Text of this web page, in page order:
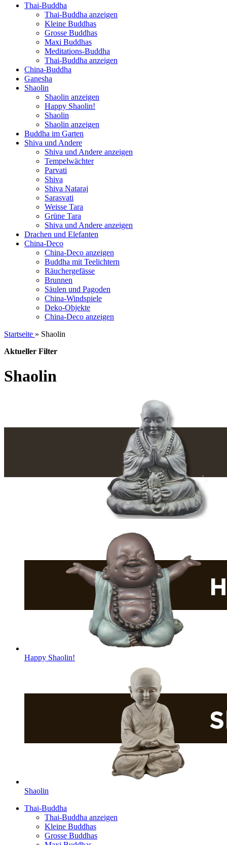
Thai-Buddha
Thai-Buddha anzeigen
Kleine Buddhas
Grosse Buddhas
Maxi Buddhas
Meditations-Buddha
Thai-Buddha anzeigen
China-Buddha
Ganesha
Shaolin
Shaolin anzeigen
Happy Shaolin!
Shaolin
Shaolin anzeigen
Buddha im Garten
Shiva und Andere
Shiva und Andere anzeigen
Tempelwächter
Parvati
Shiva
Shiva Nataraj
Sarasvati
Weisse Tara
Grüne Tara
Shiva und Andere anzeigen
Drachen und Elefanten
China-Deco
China-Deco anzeigen
Buddha mit Teelichtern
Räuchergefässe
Brunnen
Säulen und Pagoden
China-Windspiele
Deko-Objekte
China-Deco anzeigen
Startseite » Shaolin
Aktueller Filter
Shaolin
Happy Shaolin!
Shaolin
Thai-Buddha
Thai-Buddha anzeigen
Kleine Buddhas
Grosse Buddhas